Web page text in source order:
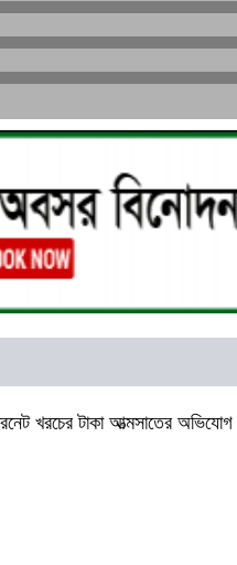
খরচের টাকা আত্মসাতের অভিযোগ